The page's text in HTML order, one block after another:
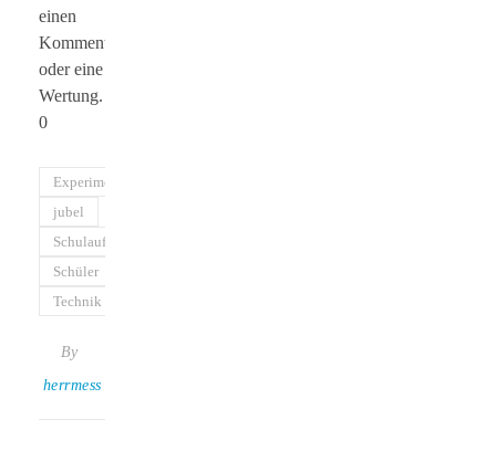
einen
Kommentar
oder eine
Wertung.
0
Experiment
jubel
Schulaufgaben
Schüler
Technik
By
herrmess